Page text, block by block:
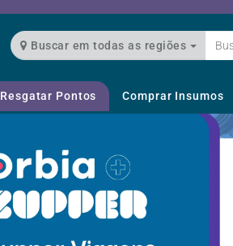
Buscar em todas as regiões
Resgatar Pontos Comprar Insumos